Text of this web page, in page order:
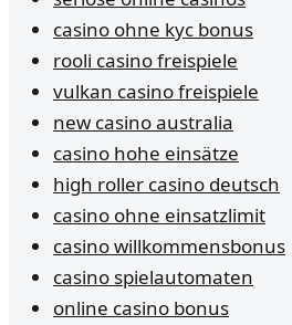
casino ohne kyc bonus
rooli casino freispiele
vulkan casino freispiele
new casino australia
casino hohe einsätze
high roller casino deutsch
casino ohne einsatzlimit
casino willkommensbonus
casino spielautomaten
online casino bonus